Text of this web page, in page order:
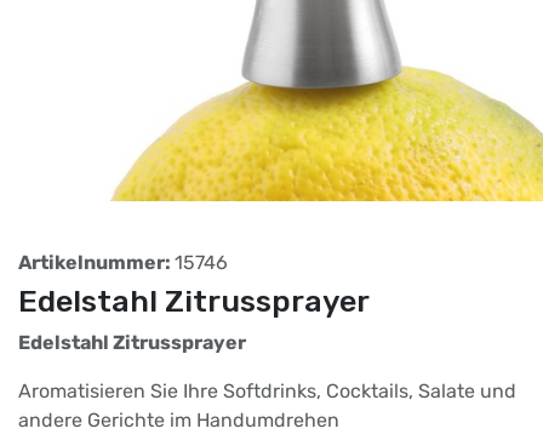
Artikelnummer: 15746
Edelstahl Zitrussprayer
Edelstahl Zitrussprayer
Aromatisieren Sie Ihre Softdrinks, Cocktails, Salate und
andere Gerichte im Handumdrehen